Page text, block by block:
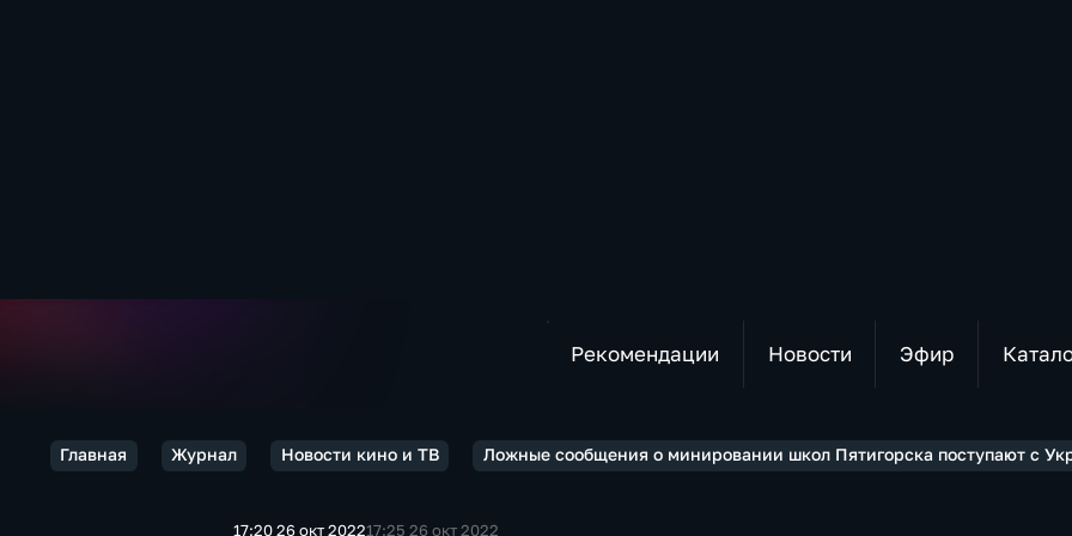
Рекомендации Новости Эфир
Главная Журнал Новости кино и ТВ Ложные сообщения о минировании школ Пятигорска поступают с
17:20 26 окт 202217:25 26 окт 2022